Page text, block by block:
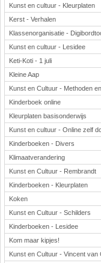
Kunst en cultuur - Kleurplaten
Kerst - Verhalen
Klassenorganisatie -
Kunst en cultuur - Lesidee
Keti-Koti - 1 juli
Kleine Aap
Kunst en Cultuur - Methoden
Kinderboek online
Kleurplaten basisonderwijs
Kunst en cultuur - Online zelf
Kinderboeken - Divers
Klimaatverandering
Kunst en Cultuur - Rembrandt
Kinderboeken - Kleurplaten
Koken
Kunst en Cultuur - Schilders
Kinderboeken - Lesidee
Kom maar kipjes!
Kunst en Cultuur - Vincent van